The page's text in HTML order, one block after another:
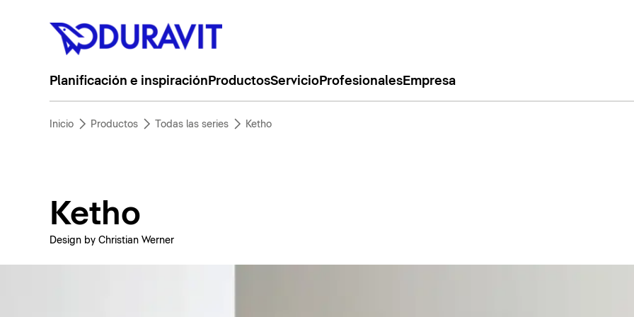
Planificación e inspiración ProductosServicioProfesionalesEmpresa
Inicio Productos Todas las series Ketho
Ketho
Design by Christian Werner